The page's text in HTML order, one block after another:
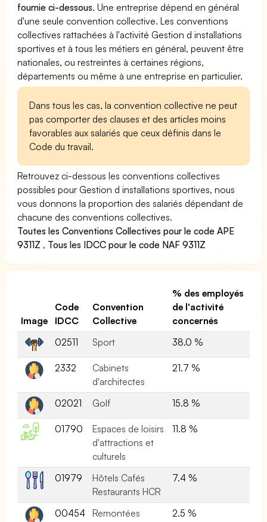
fournie ci-dessous. Une entreprise dépend en général
d'une seule convention collective. Les conventions
collectives rattachées à l'activité Gestion d installations
sportives et à tous les métiers en général, peuvent être
nationales, ou restreintes à certaines régions,
départements ou même à une entreprise en particulier.
Dans tous les cas, la convention collective ne peut
pas comporter des clauses et des articles moins
favorables aux salariés que ceux définis dans le
Code du travail.
Retrouvez ci-dessous les conventions collectives
possibles pour Gestion d installations sportives, nous
vous donnons la proportion des salariés dépendant de
chacune des conventions collectives.
Toutes les Conventions Collectives pour le code APE
9311Z , Tous les IDCC pour le code NAF 9311Z
Image
Code
IDCC
Convention
Collective
% des employés
de l'activité
concernés
02511
Sport 38.0 %
2332
Cabinets
d'architectes
21.7 %
02021 Golf 15.8 %
01790
Espaces de loisirs
d'attractions et
culturels
11.8 %
01979
Hôtels Cafés
Restaurants HCR
7.4 %
00454
Remontées
2.5 %